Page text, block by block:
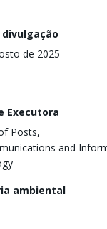
de 2025
Executora
Posts,
and
ambiental